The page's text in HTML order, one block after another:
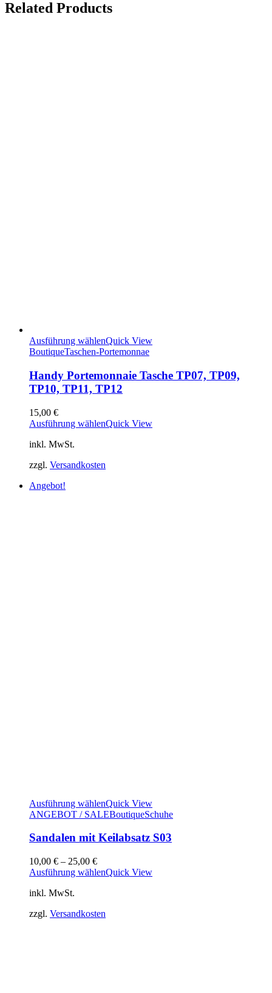
Related Products
Ausführung wählenQuick View
BoutiqueTaschen-Portemonnae
Handy Portemonnaie Tasche TP07, TP09,
TP10, TP11, TP12
15,00 €
Ausführung wählenQuick View
inkl. MwSt.
zzgl. Versandkosten
Angebot!
Ausführung wählenQuick View
ANGEBOT / SALEBoutiqueSchuhe
Sandalen mit Keilabsatz S03
10,00 € – 25,00 €
Ausführung wählenQuick View
inkl. MwSt.
zzgl. Versandkosten